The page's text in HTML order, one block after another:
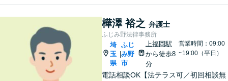
樺澤 裕之 弁護士
ふじみ野法律事務所
埼
玉
県
ふじ
み野
市
上福岡駅
から徒歩8
分
営業時間：09:00
~19:00（平日）
電話相談OK【法テラス可／初回相談無